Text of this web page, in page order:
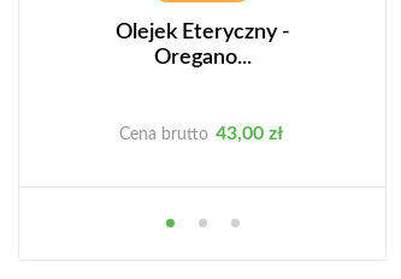
Olejek Eteryczny -
Oregano...
Cena brutto Cena
43,00 zł